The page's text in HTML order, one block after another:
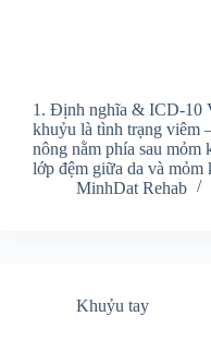
1. Định nghĩa & ICD-10
khuỷu là tình trạng viêm
nông nằm phía sau
lớp đệm giữa da và
MinhDat Rehab
Khuỷu tay